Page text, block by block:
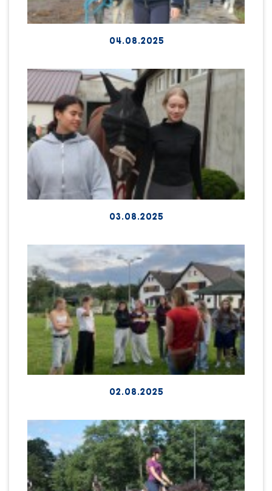
04.08.2025
03.08.2025
02.08.2025